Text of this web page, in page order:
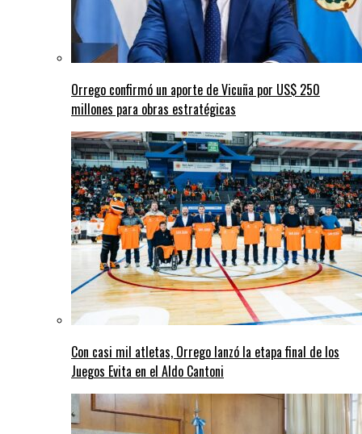
Orrego confirmó un aporte de Vicuña por US$ 250
millones para obras estratégicas
Con casi mil atletas, Orrego lanzó la etapa final de los
Juegos Evita en el Aldo Cantoni